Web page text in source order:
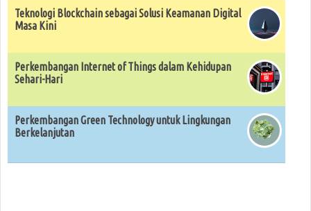
Teknologi Blockchain sebagai Solusi Keamanan Digital
Masa Kini
Perkembangan Internet of Things dalam Kehidupan
Sehari-Hari
Perkembangan Green Technology untuk Lingkungan
Berkelanjutan